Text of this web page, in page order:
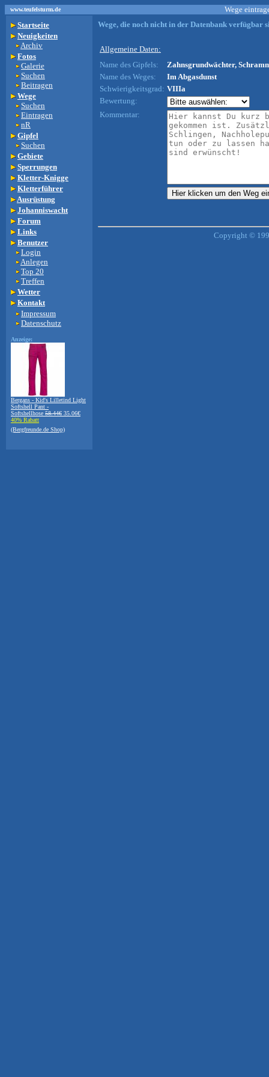
www.teufelsturm.de
Wege
Startseite
Neuigkeiten
Archiv
Fotos
Galerie
Suchen
Beitragen
Wege
Suchen
Eintragen
nR
Gipfel
Suchen
Gebiete
Sperrungen
Kletter-Knigge
Kletterführer
Ausrüstung
Johanniswacht
Forum
Links
Benutzer
Login
Anlegen
Top 20
Treffen
Wetter
Kontakt
Impressum
Datenschutz
Anzeige:
Bergans - Kid's Lilletind Light
Softshell Pant -
Softshellhose 58.44€ 35.06€
40% Rabatt
(Bergfreunde.de Shop)
Wege, die noch nicht in der Datenbank verfügbar
Allgemeine Daten:
Name des Gipfels:
Zahnsgrundwächter,
Name des Weges:
Im Abgasdunst
Schwierigkeitsgrad: VIIIa
Bewertung:
Kommentar:
Copyright ©